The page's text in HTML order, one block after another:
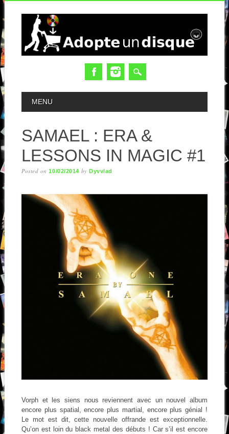
MAIN MENU
MENU
SAMAEL : ERA &
LESSONS IN MAGIC #1
Posted on10/02/2014 byDyvvlad
Vorph et les siens nous reviennent avec un nouvel album
encore plus spatial, encore plus martial, encore plus génial !
Le mot est dit, cette nouvelle offrande est exceptionnelle.
Qu’on est loin du black metal des débuts ! Car s’il est encore